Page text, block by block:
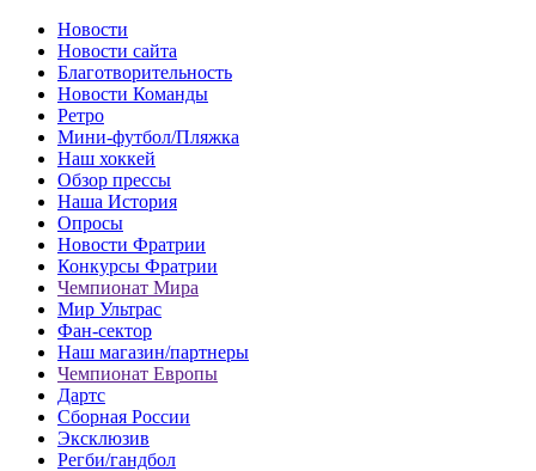
Новости
Новости сайта
Благотворительность
Новости Команды
Ретро
Мини-футбол/Пляжка
Наш хоккей
Обзор прессы
Наша История
Опросы
Новости Фратрии
Конкурсы Фратрии
Чемпионат Мира
Мир Ультрас
Фан-cектор
Наш магазин/партнеры
Чемпионат Европы
Дартс
Сборная России
Эксклюзив
Регби/гандбол